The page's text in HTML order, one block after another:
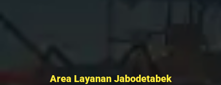
Area Layanan Jabodetabek